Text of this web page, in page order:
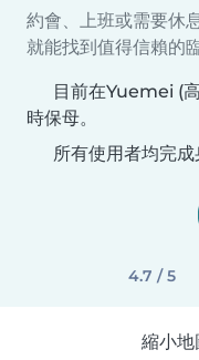
約會、上班或需要休
就能找到值得信賴的
目前在Yuemei (
時保母。
所有使用者均完
4.7 / 5
縮小地